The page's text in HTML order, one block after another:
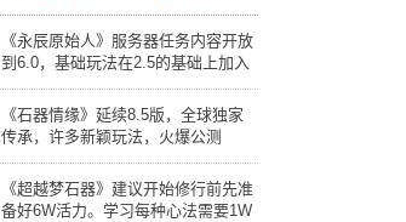
团战线上活动，线下活动，自助开发
宠物进化变异系统。
《永辰原始人》服务器任务内容开放
到6.0，基础玩法在2.5的基础上加入
特殊技能。
《石器情缘》延续8.5版，全球独家
传承，许多新颖玩法，火爆公测
《超越梦石器》建议开始修行前先准
备好6W活力。学习每种心法需要1W